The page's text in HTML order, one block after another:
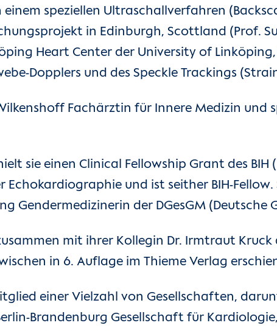
einem speziellen Ultraschallverfahren
in Edinburgh, Scottland (Prof.
Heart Center der University of
Dopplers und des Speckle Trackings
Fachärztin für Innere Medizin
sie einen Clinical Fellowship Grant des
Echokardiographie und ist seither BIH-
Gendermedizinerin der DGesGM
mit ihrer Kollegin Dr. Irmtraut
in 6. Auflage im Thieme Verlag
einer Vielzahl von Gesellschaften,
Brandenburg Gesellschaft für